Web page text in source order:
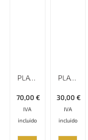
PLATO ESMALTADO CON RELIEVE Y BORDE ESPECIAL MINAKARI
€
70,00
IVA
incluido
PLATO ESMALTADO LISO MINAKARI
€
30,00
IVA
incluido